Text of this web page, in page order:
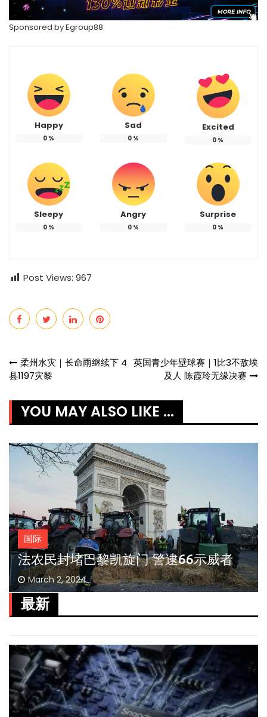
Sponsored byEgroup88
Happy
0 %
Sad
0 %
Excited
0 %
Sleepy
0 %
Angry
0 %
Surprise
0 %
Post Views: 967
Post
柔州水灾｜长命雨继续下 4
县1197灾黎
英国青少年壁球赛｜1比3不敌埃
及人 陈霞玲无缘决赛
YOU MAY ALSO LIKE ...
国际
法农民封堵巴黎凯旋门 警逮66示威者
March 2, 2024
最新